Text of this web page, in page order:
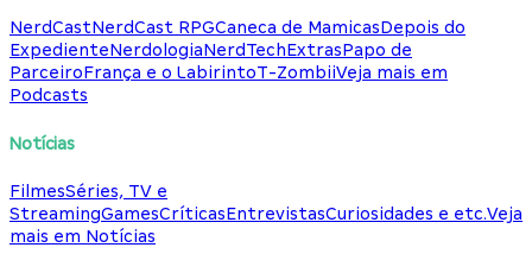
NerdCastNerdCast RPGCaneca de MamicasDepois do
ExpedienteNerdologiaNerdTechExtrasPapo de
ParceiroFrança e o LabirintoT-ZombiiVeja mais em
Podcasts
Notícias
FilmesSéries, TV e
StreamingGamesCríticasEntrevistasCuriosidades e etc.Veja
mais em Notícias